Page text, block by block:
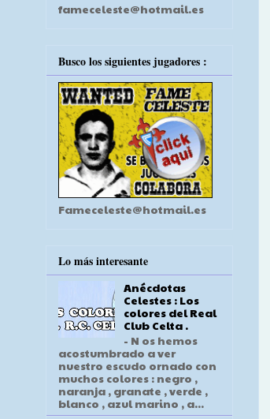
fameceleste@hotmail.es
Busco los siguientes jugadores :
Fameceleste@hotmail.es
Lo más interesante
Anécdotas
Celestes : Los
colores del Real
Club Celta .
- N os hemos
acostumbrado a ver
nuestro escudo ornado con
muchos colores : negro ,
naranja , granate , verde ,
blanco , azul marino , a...